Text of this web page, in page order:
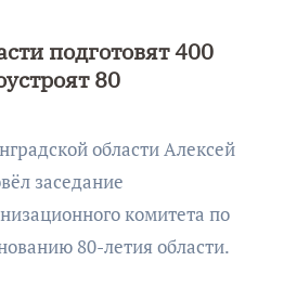
подготовят 400
80
заседание
комитета по
80-летия области.